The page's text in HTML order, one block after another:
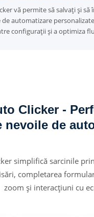
vă permite să salvați și
automatizare
configurații și a optimiza
Clicker -
nevoile de
simplifică sarcinile
completarea
zoom și interacțiuni cu